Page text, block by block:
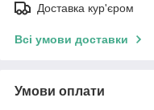
Доставка кур'єром
Всі умови доставки
Умови оплати